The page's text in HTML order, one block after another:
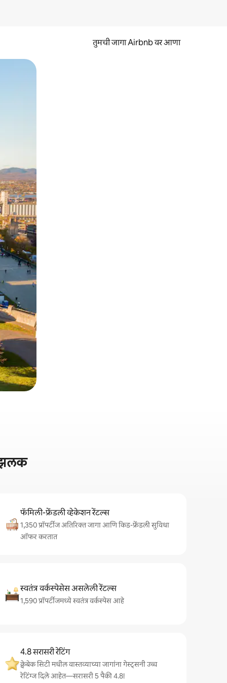
तुमची जागा Airbnb वर आणा
झलक
फॅमिली-फ्रेंडली व्हेकेशन रेंटल्स
1,350 प्रॉपर्टीज अतिरिक्त जागा आणि किड-फ्रेंडली सुविधा
ऑफर करतात
स्वतंत्र वर्कस्पेसेस असलेली रेंटल्स
1,590 प्रॉपर्टीजमध्ये स्वतंत्र वर्कस्पेस आहे
4.8 सरासरी रेटिंग
क्वेबेक सिटी मधील वास्तव्याच्या जागांना गेस्ट्सनी उच्च
रेटिंग्ज दिले आहेत—सरासरी 5 पैकी 4.8!